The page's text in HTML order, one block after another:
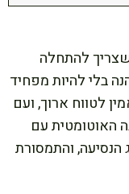
מה שצריך להתחלה
מהנה בלי להיות מפחיד
לטווח ארוך, ועם
האוטומטית עם
הנסיעה, והתמסורת